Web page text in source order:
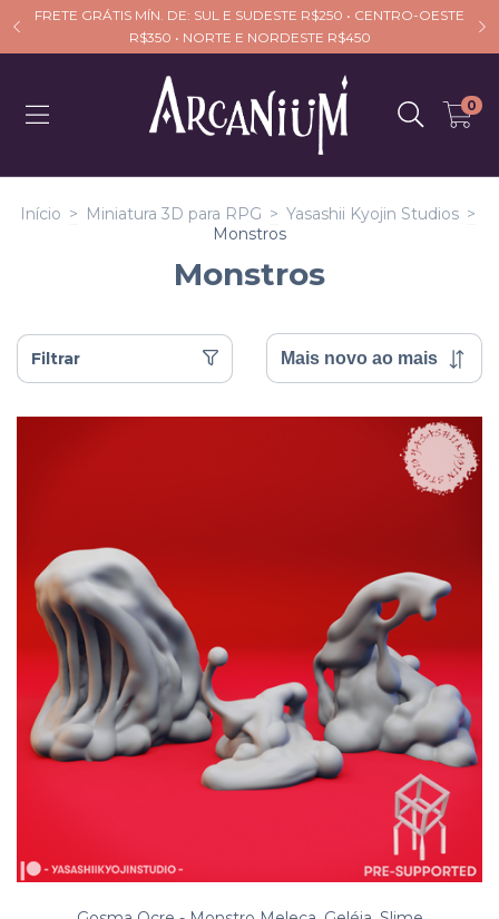
FRETE GRÁTIS MÍN. DE: SUL E SUDESTE R$250 • CENTRO-OESTE
R$350 • NORTE E NORDESTE R$450
0
Início > Miniatura 3D para RPG > Yasashii Kyojin Studios >
Monstros
Monstros
Filtrar